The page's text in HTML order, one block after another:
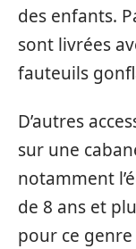
des enfants.
sont livrées
fauteuils
D’autres
sur une
notamment
de 8 ans et
pour ce